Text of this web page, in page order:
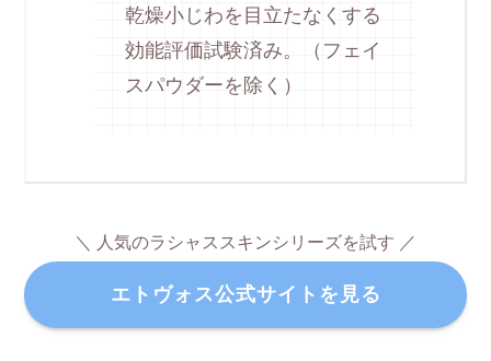
乾燥小じわを目立たなくする
効能評価試験済み。（フェイ
スパウダーを除く）
＼ 人気のラシャススキンシリーズを試す ／
エトヴォス公式サイトを見る